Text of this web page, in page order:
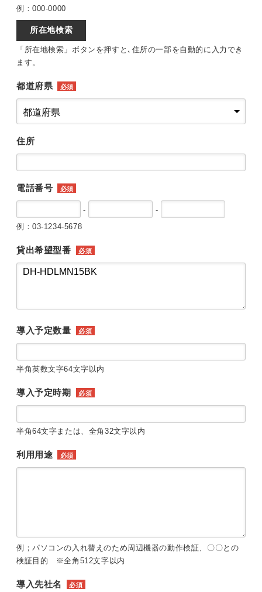
例：000-0000
所在地検索
「所在地検索」ボタンを押すと､住所の一部を自動的に入力でき
ます。
都道府県 必須
住所
電話番号 必須
-
-
例：03-1234-5678
貸出希望型番 必須
導入予定数量 必須
半角英数文字64文字以内
導入予定時期 必須
半角64文字または、全角32文字以内
利用用途 必須
例；パソコンの入れ替えのため周辺機器の動作検証、〇〇との
検証目的 ※全角512文字以内
導入先社名 必須